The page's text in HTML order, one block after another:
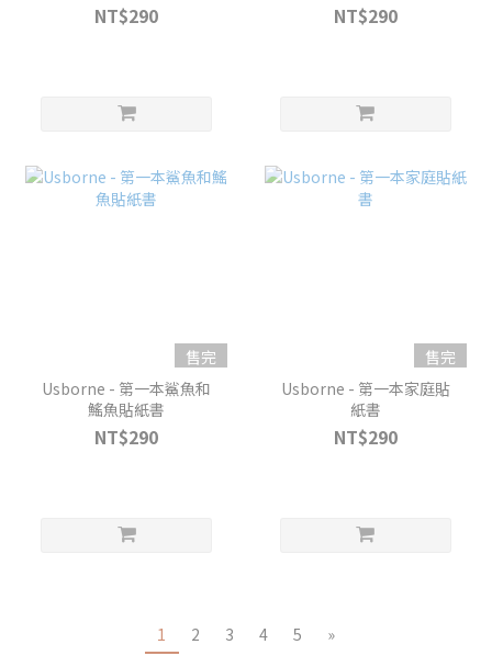
NT$290 NT$290
售完
Usborne - 第一本鯊魚和
鰩魚貼紙書
NT$290
售完
Usborne - 第一本家庭貼
紙書
NT$290
1 2 3 4 5 »